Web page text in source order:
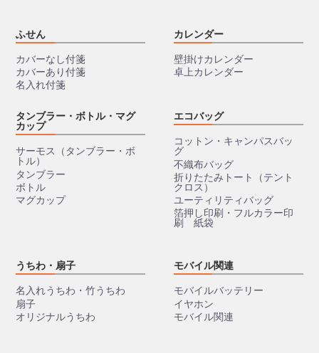
ふせん
カバーなし付箋
カバーあり付箋
名入れ付箋
カレンダー
壁掛けカレンダー
卓上カレンダー
タンブラー・ボトル・マグ
カップ
サーモス（タンブラー・ボ
トル）
タンブラー
ボトル
マグカップ
うちわ・扇子
名入れうちわ・竹うちわ
扇子
オリジナルうちわ
エコバッグ
コットン・キャンパスバッ
グ
不織布バッグ
折りたたみトート（テント
クロス）
ユーティリティバッグ
箔押し印刷・フルカラー印
刷 紙袋
モバイル関連
モバイルバッテリー
イヤホン
モバイル関連